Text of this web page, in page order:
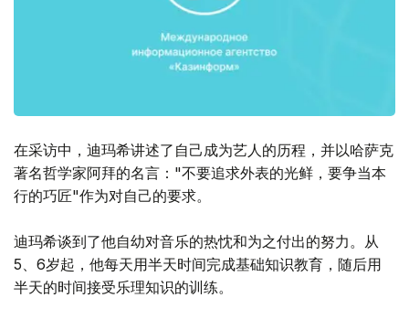
在采访中，迪玛希讲述了自己成为艺人的历程，并以哈萨克
著名哲学家阿拜的名言："不要追求外表的光鲜，要争当本
行的巧匠"作为对自己的要求。
迪玛希谈到了他自幼对音乐的热忱和为之付出的努力。从
5、6岁起，他每天用半天时间完成基础知识教育，随后用
半天的时间接受乐理知识的训练。